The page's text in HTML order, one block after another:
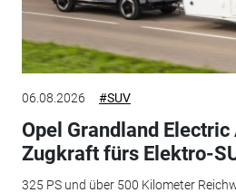
06.08.2026 #SUV
Opel Grandland Electric
Zugkraft fürs Elektro-
325 PS und über 500 Kilometer